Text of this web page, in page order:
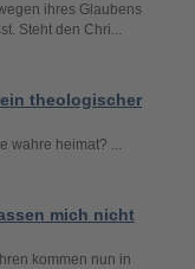
ihres Glaubens
Steht den Chri...
theologischer
wahre heimat? ...
mich nicht
kommen nun in